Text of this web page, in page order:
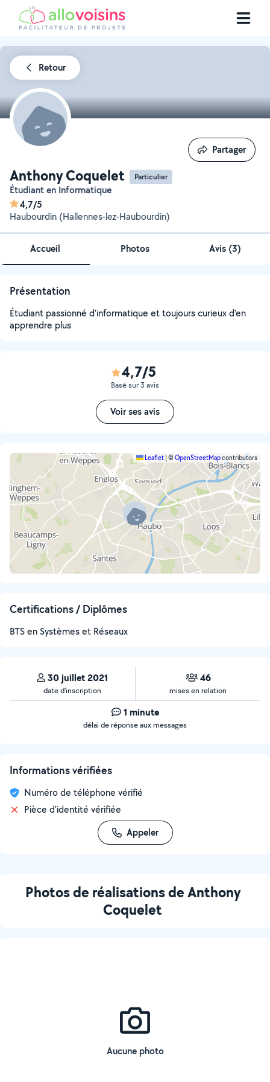
Retour
Anthony Coquelet Particulier
Étudiant en Informatique
4,7/5
Haubourdin (Hallennes-lez-Haubourdin)
Partager
Partager
Accueil Photos Avis (3)
Présentation
Étudiant passionné d'informatique et toujours curieux d'en
apprendre plus
4,7/5
Basé sur 3 avis
Voir ses avis
Leaflet ©OpenStreetMapcontributors
Certifications / Diplômes
BTS en Systèmes et Réseaux
30 juillet 2021
date d’inscription
46
mises en relation
1 minute
délai de réponse aux messages
Informations vérifiées
Numéro de téléphone vérifié
Pièce d'identité vérifiée
Appeler
Photos de réalisations de Anthony
Coquelet
Aucune photo